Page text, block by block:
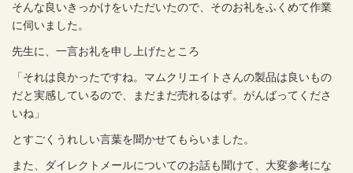
そんな良いきっかけをいただいたので、そのお礼をふくめて作業
に伺いました。
先生に、一言お礼を申し上げたところ
「それは良かったですね。マムクリエイトさんの製品は良いもの
だと実感しているので、まだまだ売れるはず。がんばってくださ
いね」
とすごくうれしい言葉を聞かせてもらいました。
また、ダイレクトメールについてのお話も聞けて、大変参考にな